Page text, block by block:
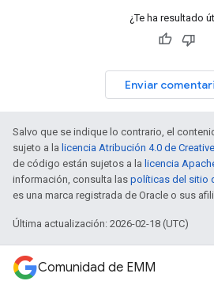
¿Te ha resultado
Enviar
Salvo que se indique lo contrario, el
sujeto a la licencia Atribución 4.0 de
de código están sujetos a la licencia
información, consulta las políticas del sitio
es una marca registrada de Oracle o sus
Última actualización: 2026-02-18 (UTC)
Comunidad de EMM